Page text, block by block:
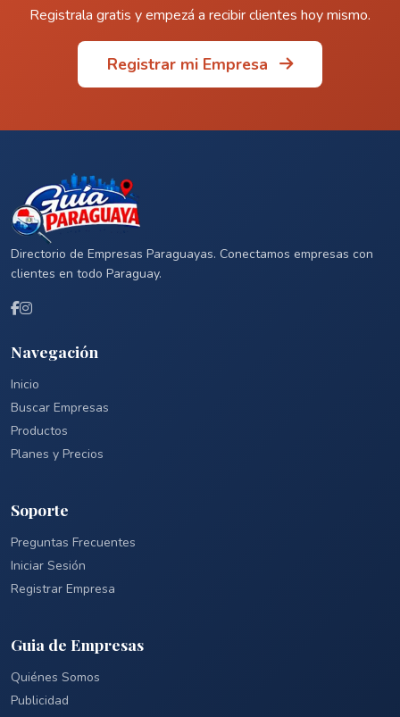
Registrala gratis y empezá a recibir clientes hoy mismo.
Registrar mi Empresa
Directorio de Empresas Paraguayas. Conectamos empresas con
clientes en todo Paraguay.
Navegación
Inicio
Buscar Empresas
Productos
Planes y Precios
Soporte
Preguntas Frecuentes
Iniciar Sesión
Registrar Empresa
Guia de Empresas
Quiénes Somos
Publicidad